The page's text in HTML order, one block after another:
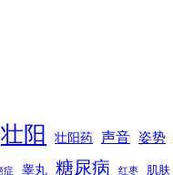
壮阳 壮阳药 声音 姿势
症 睾丸 糖尿病 红枣 肌肤